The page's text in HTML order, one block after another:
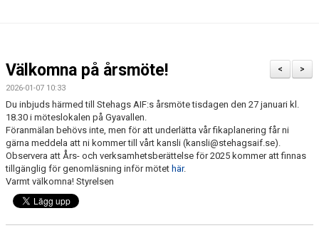
BILDGALLERI
FÖR LEDARE
FÖRSÄLJNINGAR / LAGKASSOR
>
<
Välkomna på årsmöte!
2026-01-07 10:33
Du inbjuds härmed till Stehags AIF:s årsmöte tisdagen den 27 januari kl.
18.30 i möteslokalen på Gyavallen.
Föranmälan behövs inte, men för att underlätta vår fikaplanering får ni
gärna meddela att ni kommer till vårt kansli (kansli@stehagsaif.se).
Observera att Års- och verksamhetsberättelse för 2025 kommer att finnas
tillgänglig för genomläsning inför mötet här.
Varmt välkomna! Styrelsen